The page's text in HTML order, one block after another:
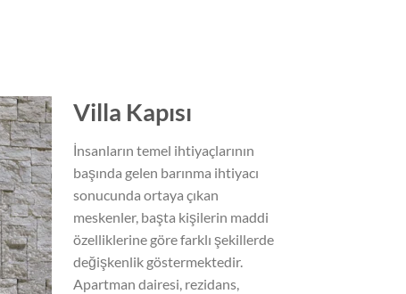
Villa Kapısı
İnsanların temel ihtiyaçlarının
başında gelen barınma ihtiyacı
sonucunda ortaya çıkan
meskenler, başta kişilerin maddi
özelliklerine göre farklı şekillerde
değişkenlik göstermektedir.
Apartman dairesi, rezidans,